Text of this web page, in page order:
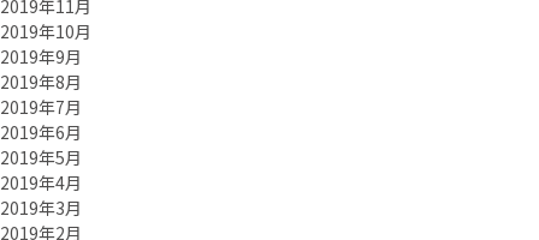
2019年11月
2019年10月
2019年9月
2019年8月
2019年7月
2019年6月
2019年5月
2019年4月
2019年3月
2019年2月